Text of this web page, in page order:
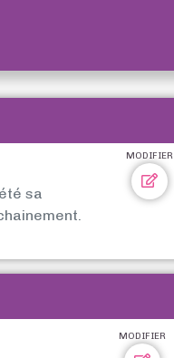
MODIFIER
sa
MODIFIER